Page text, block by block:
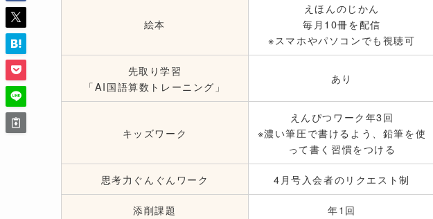
絵本
えほんのじかん
毎月10冊を配信
※スマホやパソコンでも視聴可
先取り学習
「AI国語算数トレーニング」
あり
キッズワーク
えんぴつワーク年3回
※濃い筆圧で書けるよう、鉛筆を使
って書く習慣をつける
思考力ぐんぐんワーク 4月号入会者のリクエスト制
添削課題 年1回